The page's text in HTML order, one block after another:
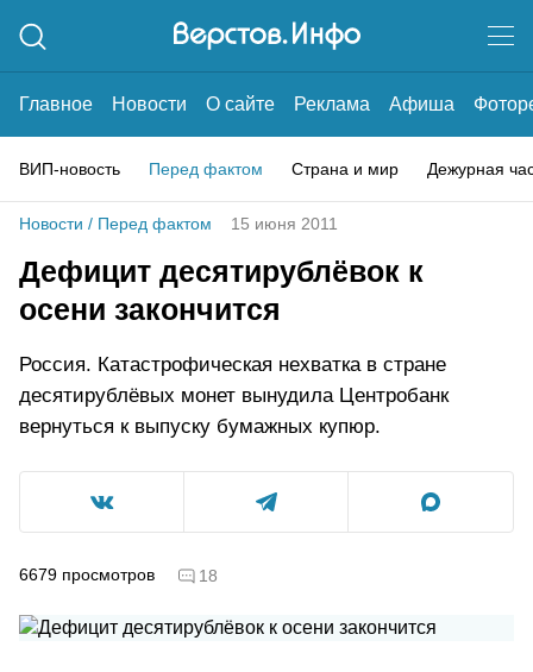
Главное Новости О сайте Реклама Афиша
ВИП-новость Перед фактом Страна и мир Дежурная
Новости / Перед фактом 15 июня 2011
Дефицит десятирублёвок к
осени закончится
Россия. Катастрофическая нехватка в стране
десятирублёвых монет вынудила Центробанк
вернуться к выпуску бумажных купюр.
6679 просмотров 18